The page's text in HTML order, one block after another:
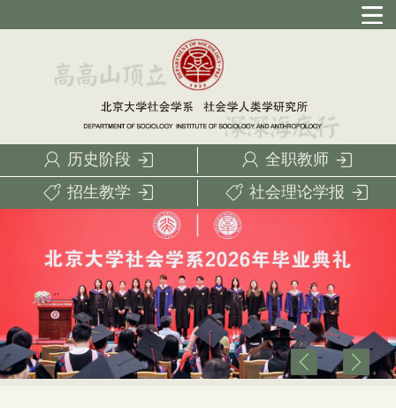
历史阶段
全职教师
招生教学
社会理论学报